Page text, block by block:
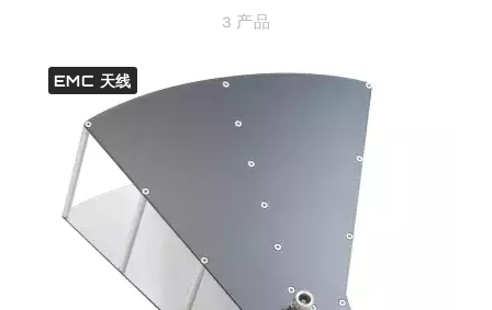
3 产品
EMC 天线